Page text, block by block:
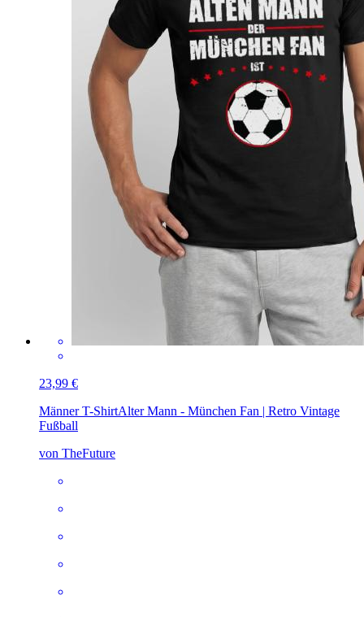
23,99 €
Männer T-ShirtAlter Mann - München Fan | Retro Vintage
Fußball
von TheFuture